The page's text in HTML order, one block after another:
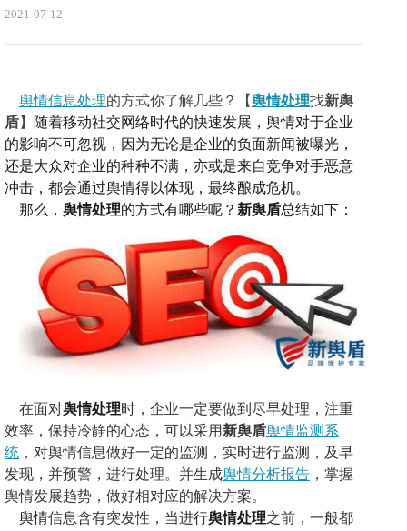
2021-07-12
舆情信息处理的方式你了解几些？ 【舆情处理找新舆
盾】
随着移动社交网络时代的快速发展，舆情对于企业
的影响不可忽视，因为无论是企业的负面新闻被曝光，
还是大众对企业的种种不满，亦或是来自竞争对手恶意
冲击，都会通过舆情得以体现，最终酿成危机。
那么， 舆情处理的方式有哪些呢？ 新舆盾总结如下：
在面对舆情处理时，企业一定要做到尽早处理，注重
效率，保持冷静的心态，可以采用 新舆盾舆情监测系
统 ，对舆情信息做好一定的监测，实时进行监测，及早
发现，并预警，进行处理。并生成舆情分析报告 ，掌握
舆情发展趋势， 做好相对应的解决方案。
舆情信息含有突发性，当进行舆情处理之前，一般都